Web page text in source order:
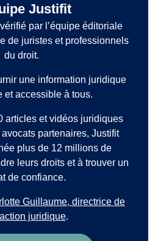
Justifit
par l’équipe éditoriale
de juristes et professionnels
du droit.
une information juridique
et accessible à tous.
articles et vidéos juridiques
partenaires, Justifit
plus de 12 millions de
leurs droits et à trouver un
de confiance.
Guillaume, directrice de
juridique.